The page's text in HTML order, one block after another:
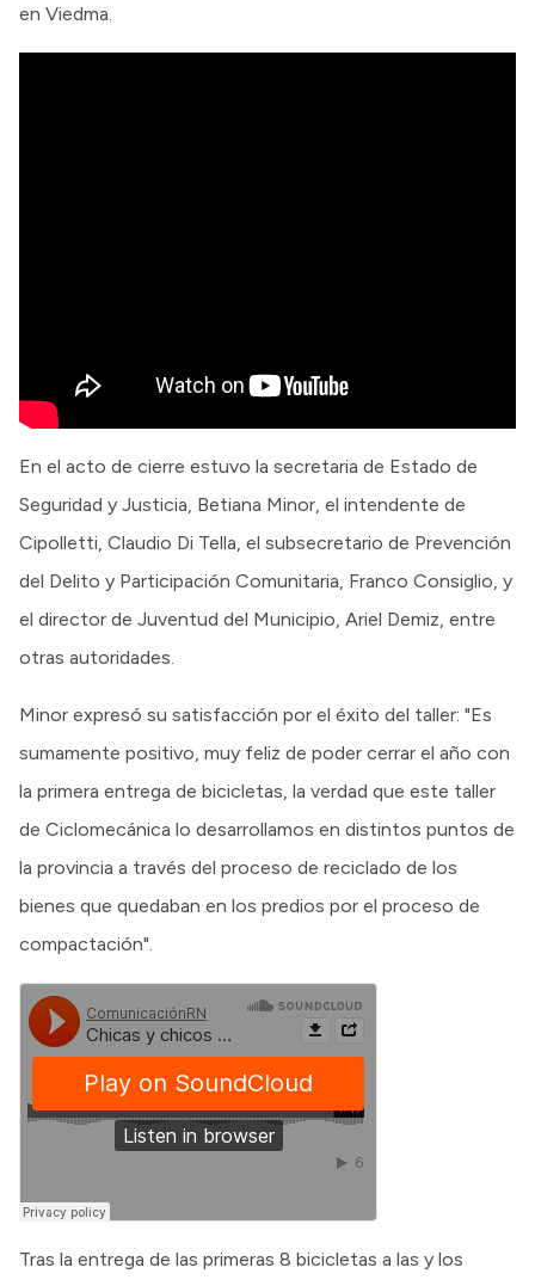
en Viedma.
En el acto de cierre estuvo la secretaria de Estado de
Seguridad y Justicia, Betiana Minor, el intendente de
Cipolletti, Claudio Di Tella, el subsecretario de Prevención
del Delito y Participación Comunitaria, Franco Consiglio, y
el director de Juventud del Municipio, Ariel Demiz, entre
otras autoridades.
Minor expresó su satisfacción por el éxito del taller: "Es
sumamente positivo, muy feliz de poder cerrar el año con
la primera entrega de bicicletas, la verdad que este taller
de Ciclomecánica lo desarrollamos en distintos puntos de
la provincia a través del proceso de reciclado de los
bienes que quedaban en los predios por el proceso de
compactación".
Tras la entrega de las primeras 8 bicicletas a las y los